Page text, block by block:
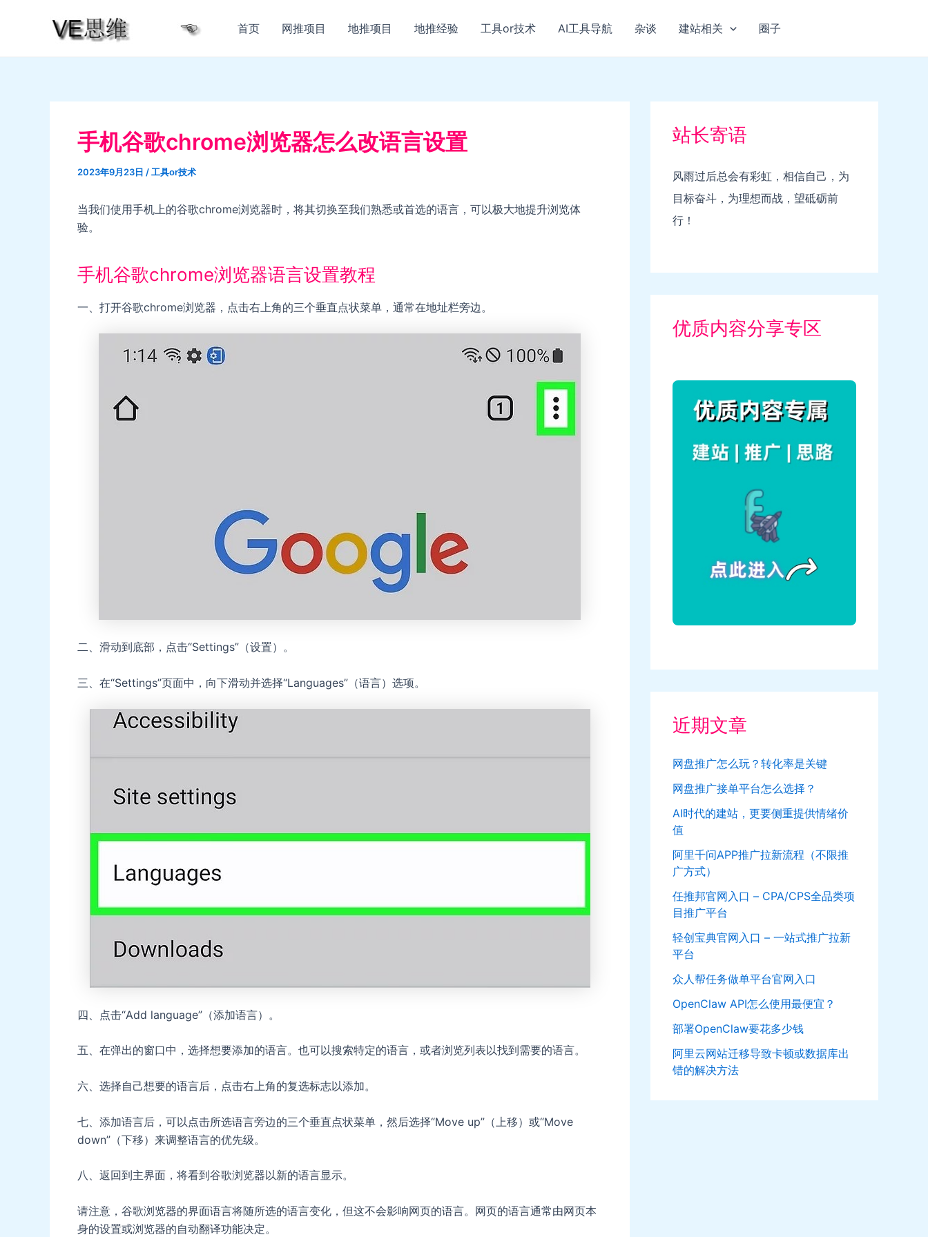
首页 网推项目 地推项目 地推经验 工具or技术 AI工具导航 杂谈 建站相关 圈子
手机谷歌chrome浏览器怎么改语言设置
2023年9月23日 /工具or技术
当我们使用手机上的谷歌chrome浏览器时，将其切换至我们熟悉或首选的语言，可以极大地提升浏览体
验。
手机谷歌chrome浏览器语言设置教程
一、打开谷歌chrome浏览器，点击右上角的三个垂直点状菜单，通常在地址栏旁边。
二、滑动到底部，点击“Settings”（设置）。
三、在“Settings”页面中，向下滑动并选择“Languages”（语言）选项。
四、点击“Add language”（添加语言）。
五、在弹出的窗口中，选择想要添加的语言。也可以搜索特定的语言，或者浏览列表以找到需要的语言。
六、选择自己想要的语言后，点击右上角的复选标志以添加。
七、添加语言后，可以点击所选语言旁边的三个垂直点状菜单，然后选择“Move up”（上移）或“Move
down”（下移）来调整语言的优先级。
八、返回到主界面，将看到谷歌浏览器以新的语言显示。
请注意，谷歌浏览器的界面语言将随所选的语言变化，但这不会影响网页的语言。网页的语言通常由网页本
身的设置或浏览器的自动翻译功能决定。
站长寄语
风雨过后总会有彩虹，相信自己，为
目标奋斗，为理想而战，望砥砺前
行！
优质内容分享专区
近期文章
网盘推广怎么玩？转化率是关键
网盘推广接单平台怎么选择？
AI时代的建站，更要侧重提供情绪价
值
阿里千问APP推广拉新流程（不限推
广方式）
任推邦官网入口 – CPA/CPS全品类项
目推广平台
轻创宝典官网入口 – 一站式推广拉新
平台
众人帮任务做单平台官网入口
OpenClaw API怎么使用最便宜？
部署OpenClaw要花多少钱
阿里云网站迁移导致卡顿或数据库出
错的解决方法